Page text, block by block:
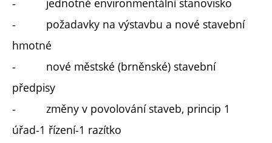
- jednotné environmentální stanovisko
- požadavky na výstavbu a nové stavební
hmotné
- nové městské (brněnské) stavební
předpisy
- změny v povolování staveb, princip 1
úřad-1 řízení-1 razítko